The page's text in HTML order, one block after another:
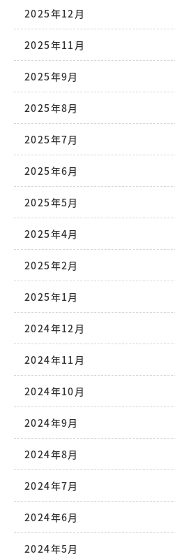
2025年12月
2025年11月
2025年9月
2025年8月
2025年7月
2025年6月
2025年5月
2025年4月
2025年2月
2025年1月
2024年12月
2024年11月
2024年10月
2024年9月
2024年8月
2024年7月
2024年6月
2024年5月